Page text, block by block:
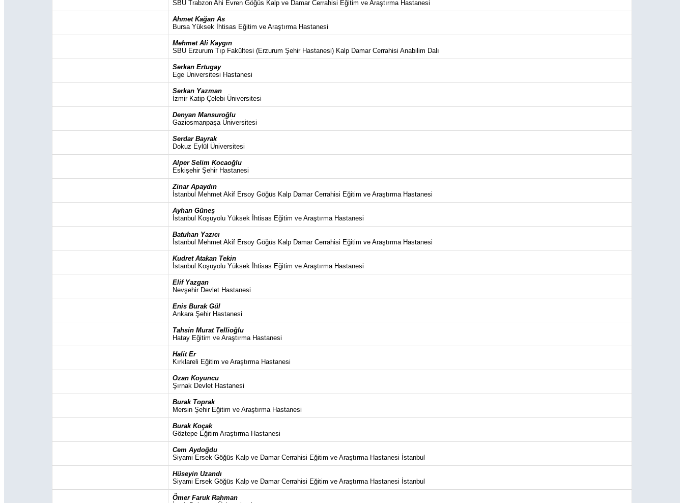
SBÜ Trabzon Ahi Evren Göğüs Kalp ve Damar Cerrahisi Eğitim ve Araştırma Hastanesi
Ahmet Kağan As
Bursa Yüksek İhtisas Eğitim ve Araştırma Hastanesi
Mehmet Ali Kaygın
SBU Erzurum Tıp Fakültesi (Erzurum Şehir Hastanesi) Kalp Damar Cerrahisi Anabilim Dalı
Serkan Ertugay
Ege Üniversitesi Hastanesi
Serkan Yazman
İzmir Katip Çelebi Üniversitesi
Denyan Mansuroğlu
Gaziosmanpaşa Üniversitesi
Serdar Bayrak
Dokuz Eylül Üniversitesi
Alper Selim Kocaoğlu
Eskişehir Şehir Hastanesi
Zinar Apaydın
İstanbul Mehmet Akif Ersoy Göğüs Kalp Damar Cerrahisi Eğitim ve Araştırma Hastanesi
Ayhan Güneş
İstanbul Koşuyolu Yüksek İhtisas Eğitim ve Araştırma Hastanesi
Batuhan Yazıcı
İstanbul Mehmet Akif Ersoy Göğüs Kalp Damar Cerrahisi Eğitim ve Araştırma Hastanesi
Kudret Atakan Tekin
İstanbul Koşuyolu Yüksek İhtisas Eğitim ve Araştırma Hastanesi
Elif Yazgan
Nevşehir Devlet Hastanesi
Enis Burak Gül
Ankara Şehir Hastanesi
Tahsin Murat Tellioğlu
Hatay Eğitim ve Araştırma Hastanesi
Halit Er
Kırklareli Eğitim ve Araştırma Hastanesi
Ozan Koyuncu
Şırnak Devlet Hastanesi
Burak Toprak
Mersin Şehir Eğitim ve Araştırma Hastanesi
Burak Koçak
Göztepe Eğitim Araştırma Hastanesi
Cem Aydoğdu
Siyami Ersek Göğüs Kalp ve Damar Cerrahisi Eğitim ve Araştırma Hastanesi İstanbul
Hüseyin Uzandı
Siyami Ersek Göğüs Kalp ve Damar Cerrahisi Eğitim ve Araştırma Hastanesi İstanbul
Ömer Faruk Rahman